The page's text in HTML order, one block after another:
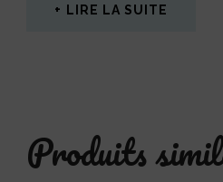
LIRE LA SUITE
Produits